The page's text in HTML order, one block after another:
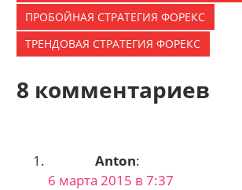
ПРОБОЙНАЯ СТРАТЕГИЯ ФОРЕКС
ТРЕНДОВАЯ СТРАТЕГИЯ ФОРЕКС
8 комментариев
Anton:
6 марта 2015 в 7:37